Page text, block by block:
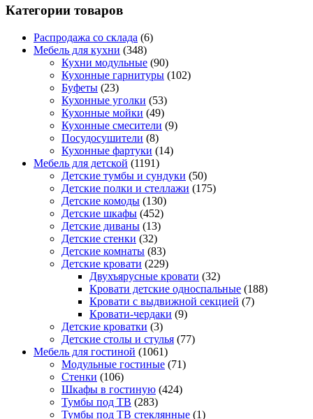
Категории товаров
Распродажа со склада (6)
Мебель для кухни (348)
Кухни модульные (90)
Кухонные гарнитуры (102)
Буфеты (23)
Кухонные уголки (53)
Кухонные мойки (49)
Кухонные смесители (9)
Посудосушители (8)
Кухонные фартуки (14)
Мебель для детской (1191)
Детские тумбы и сундуки (50)
Детские полки и стеллажи (175)
Детские комоды (130)
Детские шкафы (452)
Детские диваны (13)
Детские стенки (32)
Детские комнаты (83)
Детские кровати (229)
Двухъярусные кровати (32)
Кровати детские односпальные (188)
Кровати с выдвижной секцией (7)
Кровати-чердаки (9)
Детские кроватки (3)
Детские столы и стулья (77)
Мебель для гостиной (1061)
Модульные гостиные (71)
Стенки (106)
Шкафы в гостиную (424)
Тумбы под ТВ (283)
Тумбы под ТВ стеклянные (1)